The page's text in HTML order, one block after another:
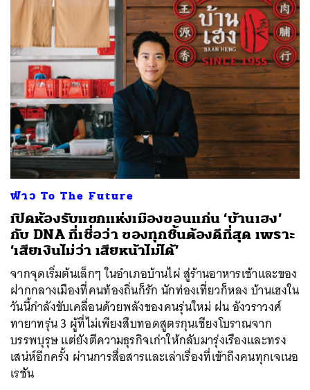
ฟ่าว To The Future
เปิดห้องรับแขกแห่งเมืองขอนแก่น ‘บ้านเฮง’
กับ DNA ที่เชื่อว่า ของทุกชิ้นต้องดีที่สุด เพราะ
‘เสียเงินไม่ว่า เสียหน้าไม่ได้’
จากจุดเริ่มต้นเล็กๆ ในอำเภอบ้านไผ่ สู่ร้านอาหารเช้าและของ
ฝากกลางเมืองที่คนท้องถิ่นก็รัก นักท่องเที่ยวก็หลง บ้านเฮงใน
วันนี้กำลังขับเคลื่อนด้วยพลังของคนรุ่นใหม่ ฝน อังวราวงศ์
ทายาทรุ่น 3 ผู้ที่ไม่เพียงสืบทอดสูตรกุนเชียงโบราณจาก
บรรพบุรุษ แต่ยังตีความธุรกิจเก่าให้กลับมารุ่งเรืองและทรง
เสน่ห์อีกครั้ง ผ่านการสื่อสารและเล่าเรื่องที่เข้าถึงคนทุกเจเนอ
เรชัน